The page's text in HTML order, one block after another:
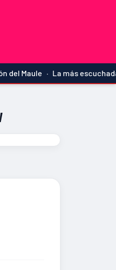
· La más escuchada ·